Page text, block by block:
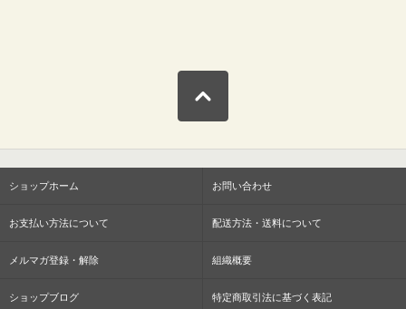
ショップホーム お問い合わせ
お支払い方法について 配送方法・送料について
メルマガ登録・解除 組織概要
ショップブログ 特定商取引法に基づく表記